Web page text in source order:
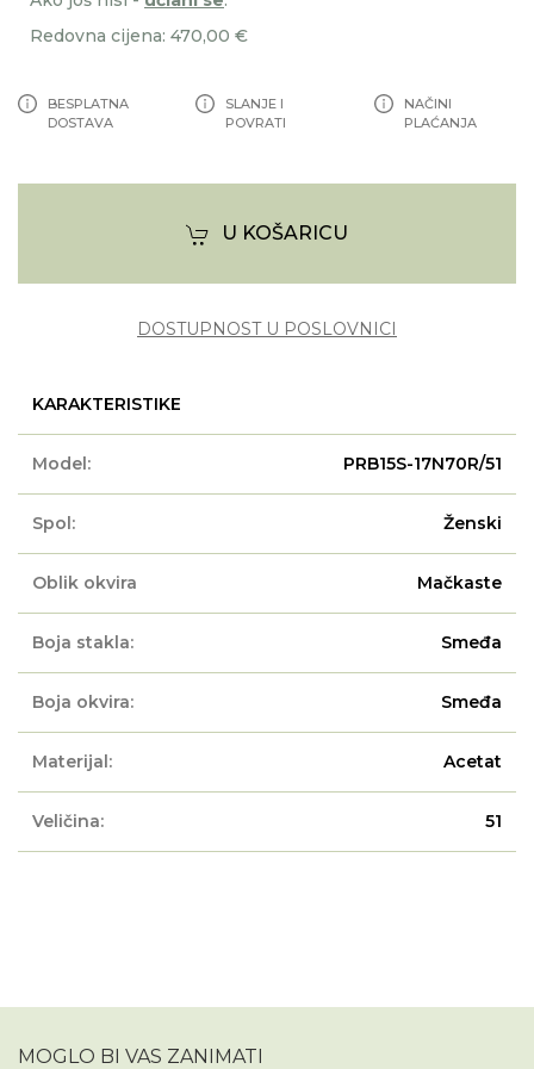
Redovna cijena: 470,00 €
BESPLATNA
DOSTAVA
SLANJE I
POVRATI
NAČINI
PLAĆANJA
U KOŠARICU
DOSTUPNOST U POSLOVNICI
KARAKTERISTIKE
Model: PRB15S-17N70R/51
Spol: Ženski
Oblik okvira Mačkaste
Boja stakla: Smeđa
Boja okvira: Smeđa
Materijal: Acetat
Veličina: 51
MOGLO BI VAS ZANIMATI